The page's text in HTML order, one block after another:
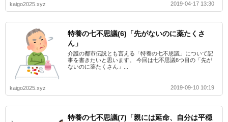
kaigo2025.xyz 2019-04-17 13:30
特養の七不思議(6)「先がないのに薬たくさ
ん」
介護の都市伝説とも言える「特養の七不思議」について記
事を書きたいと思います。 今回は七不思議6つ目の「先が
ないのに薬たくさん」...
kaigo2025.xyz 2019-09-10 10:19
特養の七不思議(7)「親には延命、自分は平穏